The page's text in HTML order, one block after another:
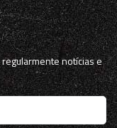
notícias e